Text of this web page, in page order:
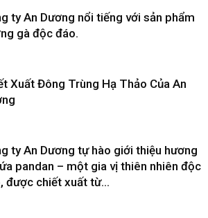
ty An Dương nổi tiếng với sản phẩm
gà độc đáo.
Xuất Đông Trùng Hạ Thảo Của An
ty An Dương tự hào giới thiệu hương
pandan – một gia vị thiên nhiên độc
được chiết xuất từ...